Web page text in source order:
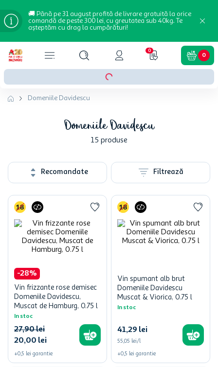
🚚 Până pe 31 august profită de livrare gratuită la orice
comandă de peste 300 lei, cu greutatea sub 40kg. Te
așteptăm cu drag la cumpărături!
0
0
Domeniile Davidescu
Domeniile Davidescu
15 produse
Recomandate Filtrează
-28%
Vin frizzante rose demisec
Domeniile Davidescu,
Muscat de Hamburg, 0.75 l
In stoc
20,00 lei
27,90lei
+0,5 lei garantie
Vin spumant alb brut
Domeniile Davidescu
Muscat & Viorica, 0.75 l
In stoc
41,29 lei
55,05 lei/l
+0,5 lei garantie